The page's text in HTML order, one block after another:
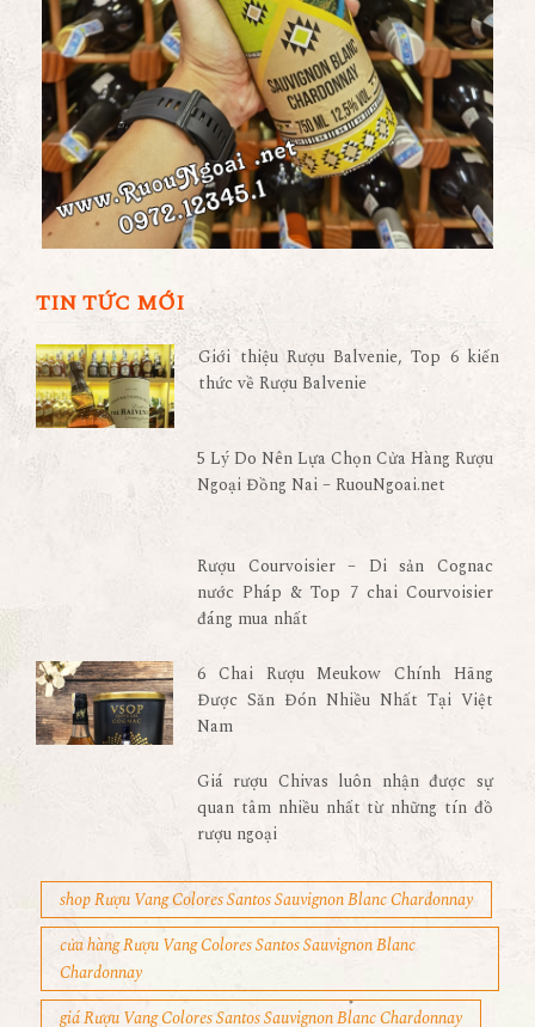
TIN TỨC MỚI
Giới thiệu Rượu Balvenie, Top 6 kiến
thức về Rượu Balvenie
5 Lý Do Nên Lựa Chọn Cửa Hàng Rượu
Ngoại Đồng Nai – RuouNgoai.net
Rượu Courvoisier – Di sản Cognac
nước Pháp & Top 7 chai Courvoisier
đáng mua nhất
6 Chai Rượu Meukow Chính Hãng
Được Săn Đón Nhiều Nhất Tại Việt
Nam
Giá rượu Chivas luôn nhận được sự
quan tâm nhiều nhất từ những tín đồ
rượu ngoại
shop Rượu Vang Colores Santos Sauvignon Blanc Chardonnay
cửa hàng Rượu Vang Colores Santos Sauvignon Blanc
Chardonnay
giá Rượu Vang Colores Santos Sauvignon Blanc Chardonnay